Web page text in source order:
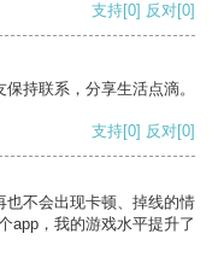
支持[0] 反对[0]
持联系，分享生活点滴。
支持[0] 反对[0]
也不会出现卡顿、掉线的情
app，我的游戏水平提升了